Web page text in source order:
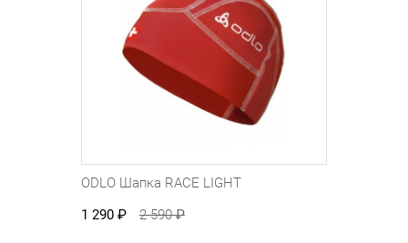
ODLO Шапка RACE LIGHT
1 290 ₽ 2 590₽